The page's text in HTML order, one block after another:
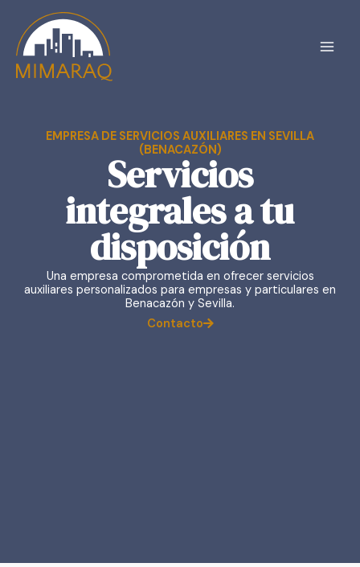
contenido
EMPRESA DE SERVICIOS AUXILIARES EN SEVILLA
(BENACAZÓN)
Servicios
integrales a tu
disposición
Una empresa comprometida en ofrecer servicios
auxiliares personalizados para empresas y particulares en
Benacazón y Sevilla.
Contacto